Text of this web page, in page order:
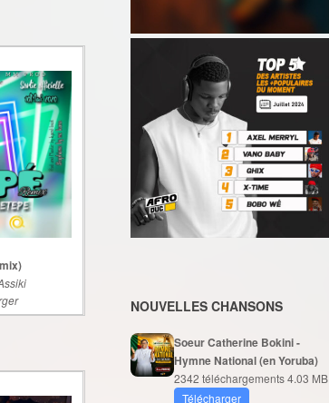
NOUVELLES CHANSONS
Soeur Catherine Bokini -
Hymne National (en Yoruba)
2342 téléchargements4.03 MB
Télécharger